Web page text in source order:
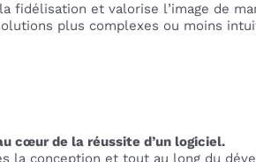
et valorise l’image de
plus complexes ou moins
cœur de la réussite d’un logiciel.
la conception et tout au long du